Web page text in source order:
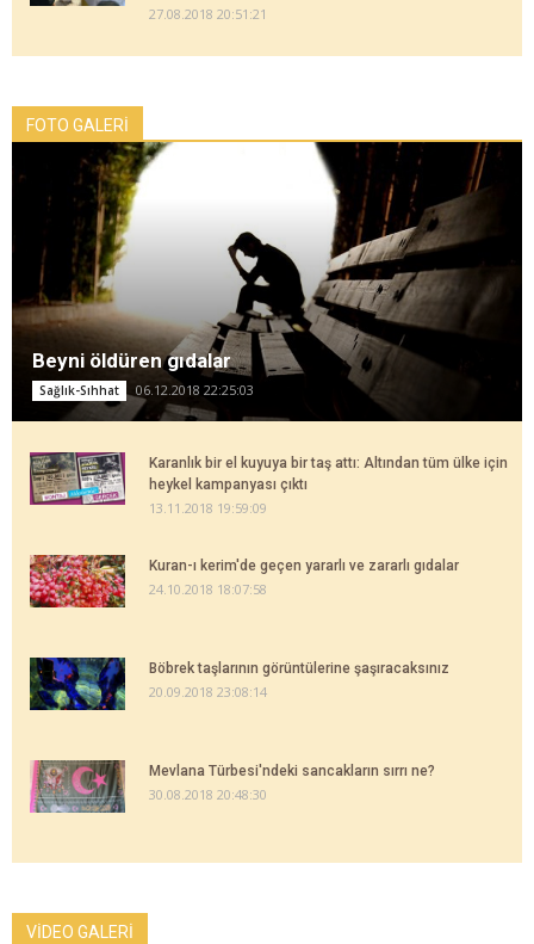
27.08.2018 20:51:21
FOTO GALERİ
Beyni öldüren gıdalar
Sağlık-Sıhhat 06.12.2018 22:25:03
Karanlık bir el kuyuya bir taş attı: Altından tüm ülke için
heykel kampanyası çıktı
13.11.2018 19:59:09
Kuran-ı kerim'de geçen yararlı ve zararlı gıdalar
24.10.2018 18:07:58
Böbrek taşlarının görüntülerine şaşıracaksınız
20.09.2018 23:08:14
Mevlana Türbesi'ndeki sancakların sırrı ne?
30.08.2018 20:48:30
VİDEO GALERİ